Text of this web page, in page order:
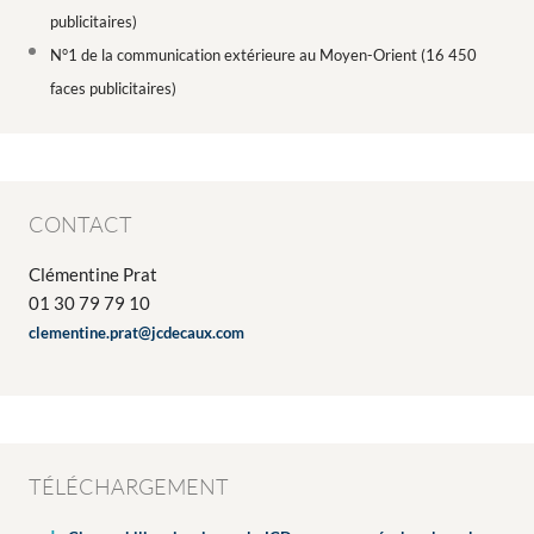
publicitaires)
N°1 de la communication extérieure au Moyen-Orient (16 450
faces publicitaires)
CONTACT
Clémentine Prat
01 30 79 79 10
clementine.prat@jcdecaux.com
TÉLÉCHARGEMENT